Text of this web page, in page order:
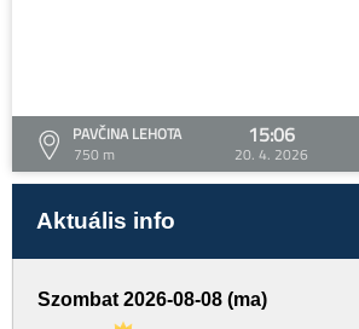
PAVČINA LEHOTA
750 m
15:06
20. 4. 2026
Aktuális info
Szombat 2026-08-08 (ma)